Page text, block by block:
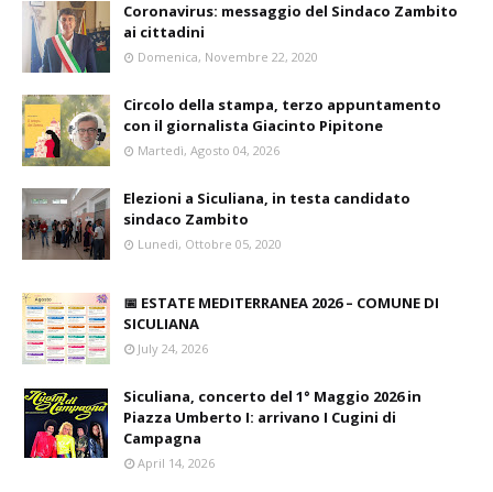
Coronavirus: messaggio del Sindaco Zambito
ai cittadini
Domenica, Novembre 22, 2020
Circolo della stampa, terzo appuntamento
con il giornalista Giacinto Pipitone
Martedì, Agosto 04, 2026
Elezioni a Siculiana, in testa candidato
sindaco Zambito
Lunedì, Ottobre 05, 2020
📅 ESTATE MEDITERRANEA 2026 – COMUNE DI
SICULIANA
July 24, 2026
Siculiana, concerto del 1° Maggio 2026 in
Piazza Umberto I: arrivano I Cugini di
Campagna
April 14, 2026